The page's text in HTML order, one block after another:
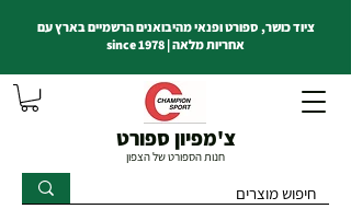
צ'מפיון ספורט
חנות הספורט של הצפון
ציוד כושר, ספורט ופנאי מהיבואנים הרשמיים בארץ עם
אחריות מלאה | since 1978